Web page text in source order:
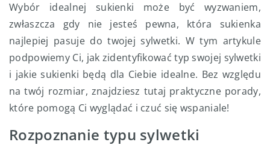
Wybór idealnej sukienki może być wyzwaniem,
zwłaszcza gdy nie jesteś pewna, która sukienka
najlepiej pasuje do twojej sylwetki. W tym artykule
podpowiemy Ci, jak zidentyfikować typ swojej sylwetki
i jakie sukienki będą dla Ciebie idealne. Bez względu
na twój rozmiar, znajdziesz tutaj praktyczne porady,
które pomogą Ci wyglądać i czuć się wspaniale!
Rozpoznanie typu sylwetki